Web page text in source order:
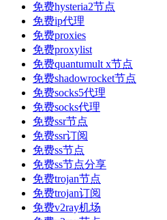
免费hysteria2节点
免费ip代理
免费proxies
免费proxylist
免费quantumult x节点
免费shadowrocket节点
免费socks5代理
免费socks代理
免费ssr节点
免费ssr订阅
免费ss节点
免费ss节点分享
免费trojan节点
免费trojan订阅
免费v2ray机场